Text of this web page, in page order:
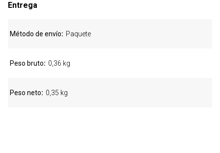
Entrega
Método de envío Paquete
Peso bruto 0,36 kg
Peso neto 0,35 kg